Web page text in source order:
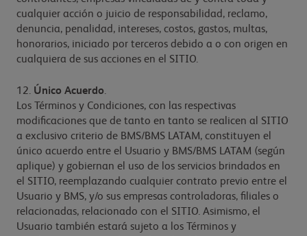
cualquier acción o juicio de responsabilidad, reclamo,
denuncia, penalidad, intereses, costos, gastos, multas,
honorarios, iniciado por terceros debido a o con origen en
cualquiera de sus acciones en el SITIO.
12. Único Acuerdo.
Los Términos y Condiciones, con las respectivas
modificaciones que de tanto en tanto se realicen al SITIO
a exclusivo criterio de BMS/BMS LATAM, constituyen el
único acuerdo entre el Usuario y BMS/BMS LATAM (según
aplique) y gobiernan el uso de los servicios brindados en
el SITIO, reemplazando cualquier contrato previo entre el
Usuario y BMS, y/o sus empresas controladoras, filiales o
relacionadas, relacionado con el SITIO. Asimismo, el
Usuario también estará sujeto a los Términos y